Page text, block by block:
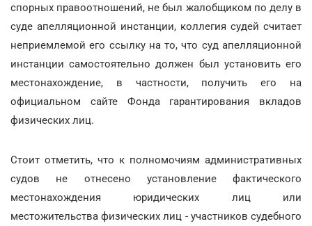
спорных правоотношений, не был жалобщиком по делу в
суде апелляционной инстанции, коллегия судей считает
неприемлемой его ссылку на то, что суд апелляционной
инстанции самостоятельно должен был установить его
местонахождение, в частности, получить его на
официальном сайте Фонда гарантирования вкладов
физических лиц.
Стоит отметить, что к полномочиям административных
судов не отнесено установление фактического
местонахождения юридических лиц или
местожительства физических лиц - участников судебного